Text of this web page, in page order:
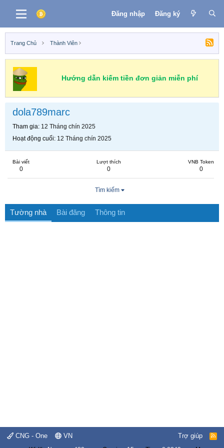
Đăng nhập Đăng ký
Trang Chủ Thành Viên
Hướng dẫn kiếm tiền đơn giản miễn phí
dola789marc
Tham gia 12 Tháng chín 2025
Hoạt động cuối 12 Tháng chín 2025
Bài viết
0
Lượt thích
0
VNB Token
0
Tìm kiếm
Tường nhà Bài đăng Thông tin
CNG - One VN Trợ giúp
R